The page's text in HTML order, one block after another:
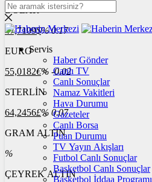
DOLAR
47,7109$% 0.17
EURO
55,0182€% -0.02
STERLİN
64,2456£% 0.07
GRAM ALTIN
%
ÇEYREK ALTIN
Servis
Haber Gönder
Canlı TV
Canlı Sonuçlar
Namaz Vakitleri
Hava Durumu
Gazeteler
Canlı Borsa
Puan Durumu
TV Yayın Akışları
Futbol Canlı Sonuçlar
Basketbol Canlı Sonuçlar
Basketbol İddaa Programı